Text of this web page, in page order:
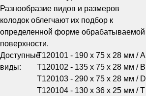
Разнообразие видов и размеров
колодок облегчают их подбор к
определенной форме обрабатываемой
поверхности.
Доступные
виды:
Т120101 - 190 x 75 x 28 мм / A
Т120102 - 135 x 75 x 28 мм / B
Т120103 - 290 x 75 x 28 мм / D
Т120104 - 130 x 36 x 25 мм / T